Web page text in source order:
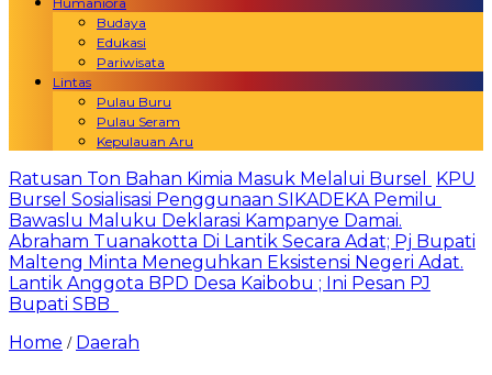
Budaya
Edukasi
Pariwisata
Lintas
Pulau Buru
Pulau Seram
Kepulauan Aru
Ratusan Ton Bahan Kimia Masuk Melalui Bursel
KPU
Bursel Sosialisasi Penggunaan SIKADEKA Pemilu
Bawaslu Maluku Deklarasi Kampanye Damai.
Abraham Tuanakotta Di Lantik Secara Adat; Pj Bupati
Malteng Minta Meneguhkan Eksistensi Negeri Adat.
Lantik Anggota BPD Desa Kaibobu ; Ini Pesan PJ
Bupati SBB
Home / Daerah